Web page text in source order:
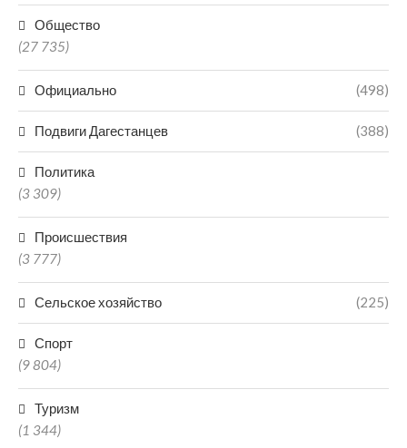
Общество
(27 735)
Официально (498)
Подвиги Дагестанцев (388)
Политика
(3 309)
Происшествия
(3 777)
Сельское хозяйство (225)
Спорт
(9 804)
Туризм
(1 344)